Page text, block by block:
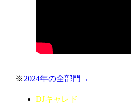
※2024年の全部門→
DJキャレド